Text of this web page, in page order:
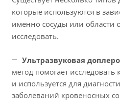
которые используются в
именно сосуды или области
исследовать.
Ультразвуковая
метод помогает исследовать
и используется для
заболеваний кровеносных